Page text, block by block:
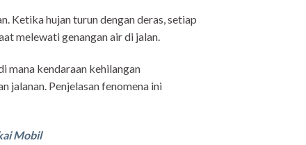
Ketika hujan turun dengan deras, setiap
melewati genangan air di jalan.
mana kendaraan kehilangan
jalanan. Penjelasan fenomena ini
Mobil